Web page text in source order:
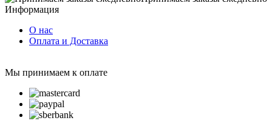
Информация
О нас
Оплата и Доставка
Мы принимаем к оплате